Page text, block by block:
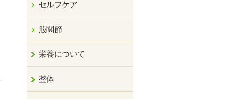
セルフケア
股関節
栄養について
整体